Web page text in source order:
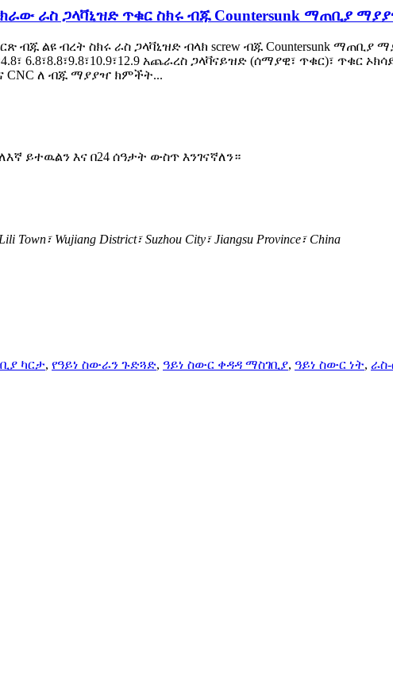
ራስ ጋላቫኒዝድ ጥቁር ስክሩ ብጁ Countersunk ማጠቢያ
ብረት ስክሩ ራስ ጋላቫኒዝድ ብላክ screw ብጁ Countersunk ማጠቢያ
6.8፣8.8፣9.8፣10.9፣12.9 አጨራረስ ጋላቫናይዝድ (ሰማያዊ፣ ጥቁር)፣ ጥቁር
CNC ለ ብጁ ማያያዣ ክምችት...
ይተዉልን እና በ24 ሰዓታት ውስጥ እንገናኛለን።
Wujiang District፣ Suzhou City፣ Jiangsu Province፣ China
ካርታ, የዓይነ ስውራን ጉድጓድ, ዓይነ ስውር ቀዳዳ ማስገቢያ, ዓይነ ስውር ነት, ራስ-